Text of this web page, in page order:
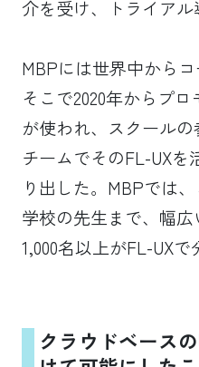
介を受け、トライアル
MBPには世界中からコ
そこで2020年からプ
が使われ、スクール
チームでそのFL-UX
り出した。MBPでは
学校の先生まで、幅
1,000名以上がFL-UXで
クラウドベース